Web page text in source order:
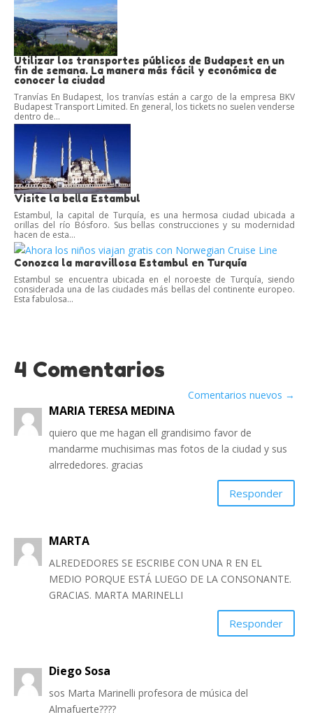
Utilizar los transportes públicos de Budapest en un
fin de semana. La manera más fácil y económica de
conocer la ciudad
Tranvías En Budapest, los tranvías están a cargo de la empresa BKV
Budapest Transport Limited. En general, los tickets no suelen venderse
dentro de...
Visite la bella Estambul
Estambul, la capital de Turquía, es una hermosa ciudad ubicada a
orillas del río Bósforo. Sus bellas construcciones y su modernidad
hacen de esta...
Conozca la maravillosa Estambul en Turquía
Estambul se encuentra ubicada en el noroeste de Turquía, siendo
considerada una de las ciudades más bellas del continente europeo.
Esta fabulosa...
4 Comentarios
Comentarios nuevos →
MARIA TERESA MEDINA
quiero que me hagan ell grandisimo favor de
mandarme muchisimas mas fotos de la ciudad y sus
alrrededores. gracias
Responder
MARTA
ALREDEDORES SE ESCRIBE CON UNA R EN EL
MEDIO PORQUE ESTÁ LUEGO DE LA CONSONANTE.
GRACIAS. MARTA MARINELLI
Responder
Diego Sosa
sos Marta Marinelli profesora de música del
Almafuerte????